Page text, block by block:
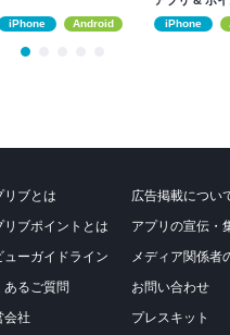
iPhone Android iPhone
リブとは
リブポイントとは
ューガイドライン
あるご質問
会社
広告掲載につい
アプリの宣伝・
メディア関係者
お問い合わせ
プレスキット